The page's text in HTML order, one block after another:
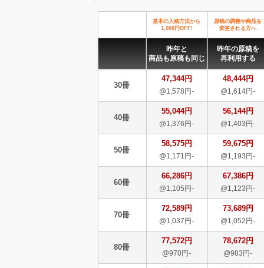
基本の入稿方法から
1,000円OFF!
原稿の調整や商品を
変更される方へ
昨年と
商品も原稿も同じ
昨年の原稿を
再利用する
30冊
47,344円
@1,578円-
48,444円
@1,614円-
40冊
55,044円
@1,376円-
56,144円
@1,403円-
50冊
58,575円
@1,171円-
59,675円
@1,193円-
60冊
66,286円
@1,105円-
67,386円
@1,123円-
70冊
72,589円
@1,037円-
73,689円
@1,052円-
80冊
77,572円
@970円-
78,672円
@983円-